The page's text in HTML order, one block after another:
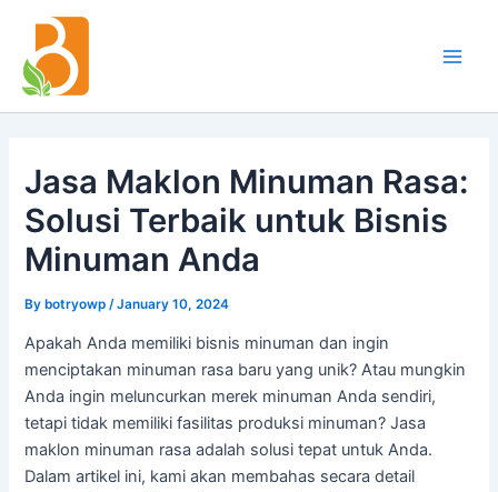
content
Jasa Maklon Minuman Rasa:
Solusi Terbaik untuk Bisnis
Minuman Anda
By botryowp/January 10, 2024
Apakah Anda memiliki bisnis minuman dan ingin
menciptakan minuman rasa baru yang unik? Atau mungkin
Anda ingin meluncurkan merek minuman Anda sendiri,
tetapi tidak memiliki fasilitas produksi minuman? Jasa
maklon minuman rasa adalah solusi tepat untuk Anda.
Dalam artikel ini, kami akan membahas secara detail
navigation